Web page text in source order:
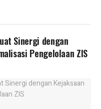
Sinergi dengan
Pengelolaan ZIS